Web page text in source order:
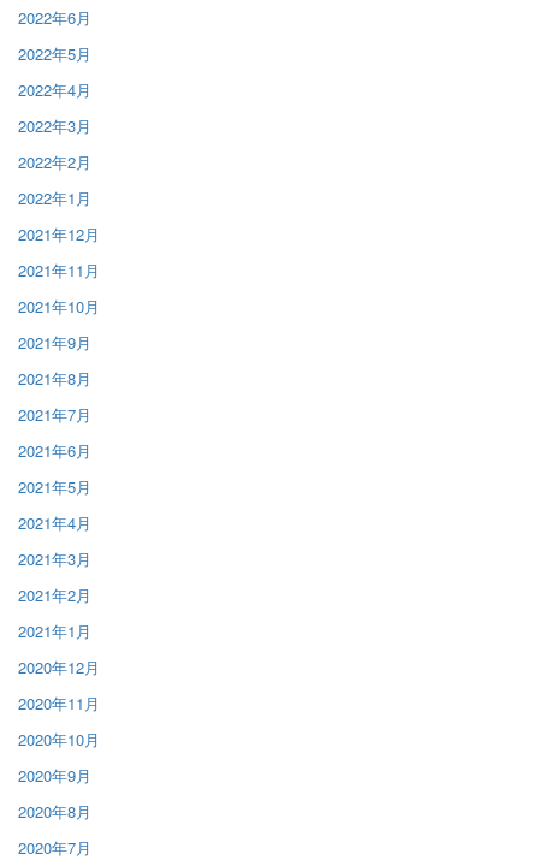
2022年6月
2022年5月
2022年4月
2022年3月
2022年2月
2022年1月
2021年12月
2021年11月
2021年10月
2021年9月
2021年8月
2021年7月
2021年6月
2021年5月
2021年4月
2021年3月
2021年2月
2021年1月
2020年12月
2020年11月
2020年10月
2020年9月
2020年8月
2020年7月